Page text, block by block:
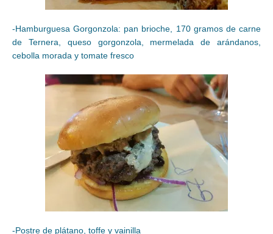
-Hamburguesa Gorgonzola: pan brioche, 170 gramos de carne
de Ternera, queso gorgonzola, mermelada de arándanos,
cebolla morada y tomate fresco
-Postre de plátano, toffe y vainilla